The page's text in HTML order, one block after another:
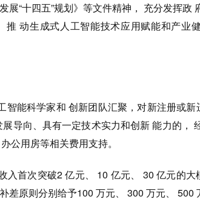
展“十四五”规划》等文件精神， 充分发挥政
动生成式人工智能技术应用赋能和产业
智能科学家和 创新团队汇聚，对新注册或新
导向、具有一定技术实力和创新 能力的，
公用房等相关费用支持。
入首次突破2 亿元、 10 亿元、 30 亿元的
原则分别给予100 万元、 300 万元、 500